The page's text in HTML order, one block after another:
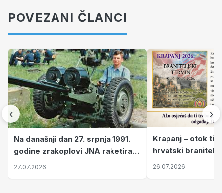
POVEZANI ČLANCI
‹
Na današnji dan 27. srpnja 1991.
godine zrakoplovi JNA raketirali
su vojarnu i obučni centar "Nikola
27.07.2026
Krapanj – otok
hrvatski branitelji
pronalaze mir
26.07.2026
›